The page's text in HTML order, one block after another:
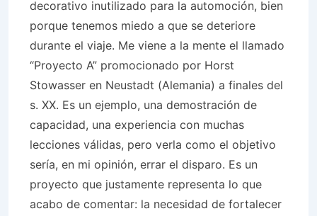
decorativo inutilizado para la automoción, bien
porque tenemos miedo a que se deteriore
durante el viaje. Me viene a la mente el llamado
“Proyecto A” promocionado por Horst
Stowasser en Neustadt (Alemania) a finales del
s. XX. Es un ejemplo, una demostración de
capacidad, una experiencia con muchas
lecciones válidas, pero verla como el objetivo
sería, en mi opinión, errar el disparo. Es un
proyecto que justamente representa lo que
acabo de comentar: la necesidad de fortalecer